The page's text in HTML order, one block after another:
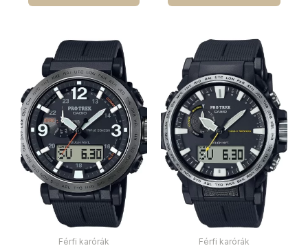
Férfi karórák Férfi karórák